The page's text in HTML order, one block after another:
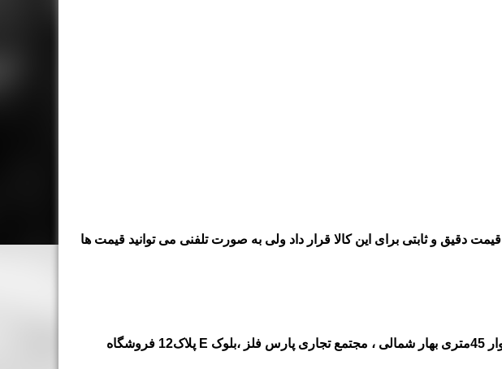
دقیق و ثابتی برای این کالا قرار داد ولی به صورت تلفنی می توانید قیمت ها
آدرس :تهران - بازارآهن (شادآباد) ،بلوار 45متری بهار شمالی ، مجتمع تجاری پارس فلز ،بلوک E پلاک12 فروشگاه